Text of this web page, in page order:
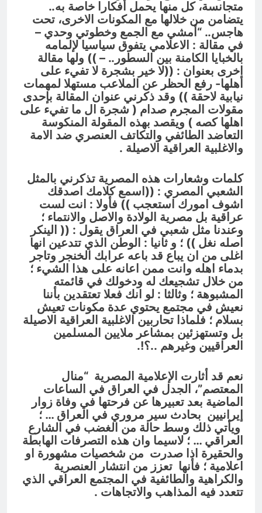
متجانسة، كل منها يحمل أفكارا خاصة به..
يتضامن من خلالها مع المكونات الاخرى، تحت
هاجس.. “أمشي مع الجمع وخطوتي وحدي –
في مقالة : الاعلامي يتفوق سياسيا لإلمامه
بالخبايا الكامنة بين السطور.. – )) ولها مقالة
اخرى بعنوان : ((لا خير بشجرة لا تفيء على
أهلها- رفع الحظر عن الملاعب مستهلا لمهمات
نيابية لاحقة )) وقد ذكرني عنوان المقالة بإحدى
مقولات المجرم صدام ( شجرة ال ما تفيء على
اهلها كصه ) ويقصد بهذه المقولة المنكوسة
التعاضد الطائفي والتكاتف العنصري ضد الامة
والاغلبية العراقية الاصيلة .
كلمات وشعارات هذه المصرية تذكرني بالمثل
الشعبي المصري : ((اسمع كلامك اصدقك
اشوف امورك استعجب )) فأولا : انت لست
عراقية بل مصرية الولادة والاصل والانتماء ؛
وعندنا مثل شعبي في العراق يقول : (( الينكر
اصله نغل )) ؛ و ثانيا : الوطن الذي تتدعين انها
اغلى من ان يباع قد باعه عرابك الخنجر وتاجر
بدماء اهله وانت ممن اعانه على هذا الشيء ؛
من خلال تشجيعك له ودخولك في قائمته
المشبوهة ؛ وثالثا : لو انك فعلا تعتقدين بأننا
نعيش في مجتمع يحتوي عدة مكونات تعيش
بسلام ؛ فلماذا تحاربين الاغلبية العراقية الاصيلة
بل وتستهزئين بمشاعر ملايين المسلمين
العراقيين وغيرهم ..؟!.
نعم قد أثارت الإعلامية المصرية “منال
المعتصم”، الجدل في العراق في الساعات
الماضية بعد تعبيرها عن فرحتها في وفاة زوار
إيرانيين بحادث سير مروري في العراق … ؛
ويأتي ذلك وسط حالة من الغضب في الشارع
العراقي … ؛ لاسيما وان هذه التصرفات الهابطة
والحقيرة اذا صدرت من شخصيات مشهورة او
اعلامية ؛ فأنها تعزز من انتشار العنصرية
والكراهية والطائفية في المجتمع العراقي الذي
تتعدد فيه المذاهب والاتجاهات .